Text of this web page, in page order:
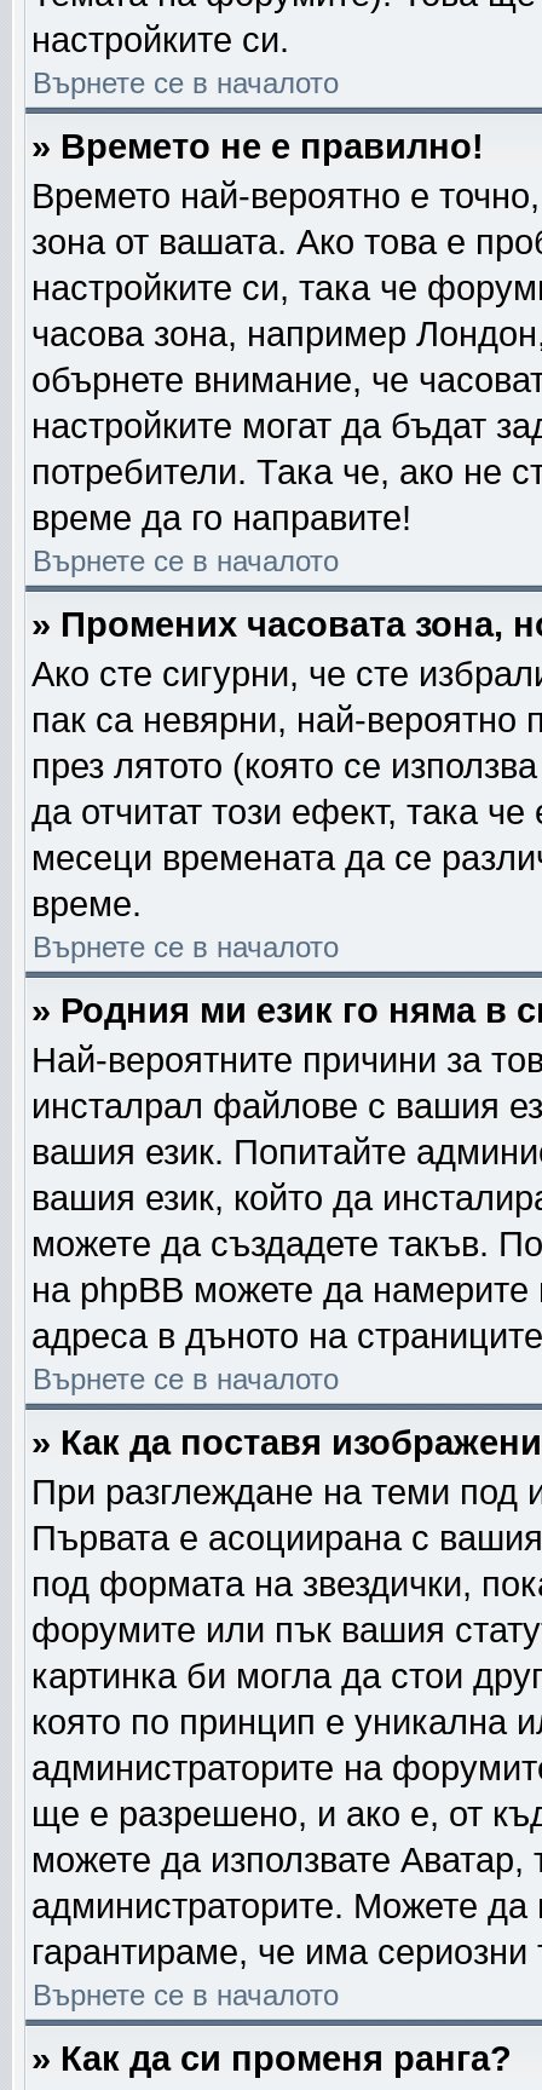
настройките си.
Върнете се в началото
» Времето не е правилно!
Времето най-вероятно е
зона от вашата. Ако това е
настройките си, така че
часова зона, например
обърнете внимание, че
настройките могат да бъдат
потребители. Така че, ако не
време да го направите!
Върнете се в началото
» Промених часовата зона,
Ако сте сигурни, че сте
пак са невярни, най-
през лятото (която се
да отчитат този ефект, така
месеци времената да се
време.
Върнете се в началото
» Родния ми език го няма в
Най-вероятните причини за
инсталрал файлове с вашия
вашия език. Попитайте
вашия език, който да
можете да създадете такъв.
на phpBB можете да
адреса в дъното на
Върнете се в началото
» Как да поставя
При разглеждане на теми под
Първата е асоциирана с
под формата на звездички,
форумите или пък вашия
картинка би могла да стои
която по принцип е уникална
администраторите на
ще е разрешено, и ако е, от
можете да използвате Аватар,
администраторите. Можете да
гарантираме, че има сериозни
Върнете се в началото
» Как да си променя ранга?